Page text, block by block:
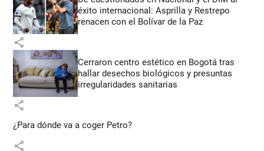
éxito internacional: Asprilla y Restrepo
renacen con el Bolívar de la Paz
share
Cerraron centro estético en Bogotá tras
hallar desechos biológicos y presuntas
irregularidades sanitarias
share
¿Para dónde va a coger Petro?
share